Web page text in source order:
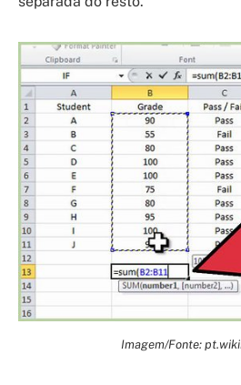
Imagem/Fonte: